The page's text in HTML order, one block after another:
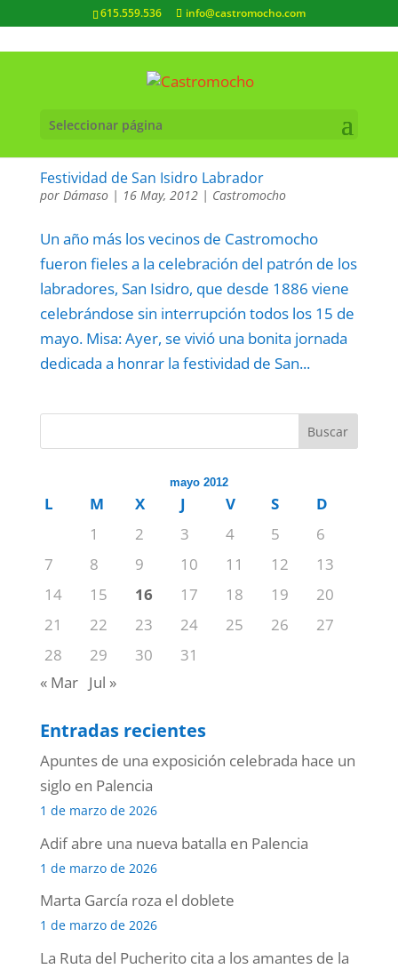
615.559.536 info@castromocho.com
Seleccionar página
Festividad de San Isidro Labrador
por Dámaso| 16 May, 2012| Castromocho
Un año más los vecinos de Castromocho
fueron fieles a la celebración del patrón de los
labradores, San Isidro, que desde 1886 viene
celebrándose sin interrupción todos los 15 de
mayo. Misa: Ayer, se vivió una bonita jornada
dedicada a honrar la festividad de San...
Buscar
mayo 2012
L M X J V S
D
1
2 3 4 5
6
7
8 9 10 11 12
13
14
15 16 17 18 19
20
21
22 23 24 25 26
27
28
29 30
31
« Mar Jul »
Entradas recientes
Apuntes de una exposición celebrada hace un
siglo en Palencia
1 de marzo de 2026
Adif abre una nueva batalla en Palencia
1 de marzo de 2026
Marta García roza el doblete
1 de marzo de 2026
La Ruta del Pucherito cita a los amantes de la